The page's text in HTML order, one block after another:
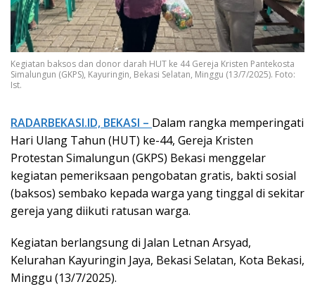
Kegiatan baksos dan donor darah HUT ke 44 Gereja Kristen Pantekosta
Simalungun (GKPS), Kayuringin, Bekasi Selatan, Minggu (13/7/2025). Foto:
Ist.
RADARBEKASI.ID, BEKASI – Dalam rangka memperingati
Hari Ulang Tahun (HUT) ke-44, Gereja Kristen
Protestan Simalungun (GKPS) Bekasi menggelar
kegiatan pemeriksaan pengobatan gratis, bakti sosial
(baksos) sembako kepada warga yang tinggal di sekitar
gereja yang diikuti ratusan warga.
Kegiatan berlangsung di Jalan Letnan Arsyad,
Kelurahan Kayuringin Jaya, Bekasi Selatan, Kota Bekasi,
Minggu (13/7/2025).